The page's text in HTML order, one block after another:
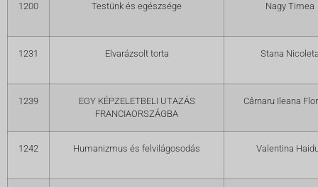
1200 Testünk és egészsége Nagy Timea
1231 Elvarázsolt torta Stana
1239
EGY KÉPZELETBELI UTAZÁS
FRANCIAORSZÁGBA
Cârnaru Ileana
1242 Humanizmus és felvilágosodás Valentina